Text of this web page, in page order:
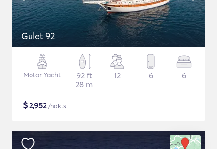
Gulet 92
Motor Yacht
92 ft
28 m
12 6 6
$2,952/nakts